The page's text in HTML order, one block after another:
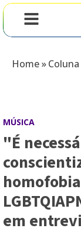
Home»Coluna
MÚSICA
"É
em